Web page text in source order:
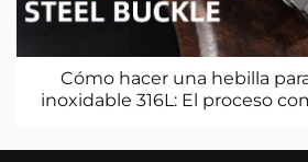
Cómo hacer una hebilla
inoxidable 316L: El proceso